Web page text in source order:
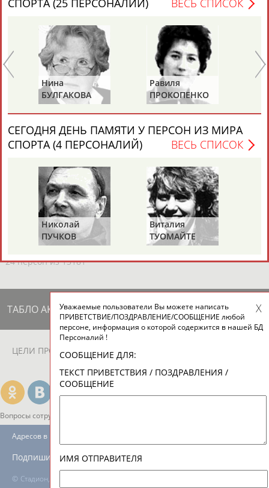
Каримжан
АБДРАХМАНОВ
Аделя
АБДРАХМАНОВА
Андрей
АБДУВАЛИЕВ
Герман
АБДУЛАЕВ
Рамазан
АБДУЛАЕВ
Тагир
АБДУЛАЕВ
Камиль
АБДУЛАЗИЗОВ
Загалав
АБДУЛБЕКОВ
Камалудин
АБДУЛДАУДОВ
Абдула
АБДУЛЖАЛИЛОВ
Магомед
АБДУЛКАГИРОВ
Назир
АБДУЛЛАЕВ
24 персон из 13181
ЕЩЁ ПЕРСОНЫ
ТАБЛО АКТИВНОСТИ
ЦЕЛИ ПРОЕКТА КОНТАКТЫ
Вопросы сотрудничества и совместной деятельности
© Стадион, 1998-2026
Адресов в новостной рассылке: 996
Подпишись
СПОРТА (25 ПЕРСОНАЛИЙ)
ВЕСЬ СПИСОК
Равиля
ПРОКОПЕНКО
(САЛИМОВА)
ЖУРАВСКИЙ
СЕГОДНЯ ДЕНЬ ПАМЯТИ У ПЕРСОН ИЗ МИРА
СПОРТА (4 ПЕРСОНАЛИЙ)
ВЕСЬ СПИСОК
Виталия
ТУОМАЙТЕ
Михаил
ШАХОВ
Уважаемые пользователи Вы можете написать
ПРИВЕТСТВИЕ/ПОЗДРАВЛЕНИЕ/СООБЩЕНИЕ любой
персоне, информация о которой содержится в нашей БД
Персоналий !
СООБЩЕНИЕ ДЛЯ:
ТЕКСТ ПРИВЕТСТВИЯ / ПОЗДРАВЛЕНИЯ /
СООБЩЕНИЕ
ИМЯ ОТПРАВИТЕЛЯ